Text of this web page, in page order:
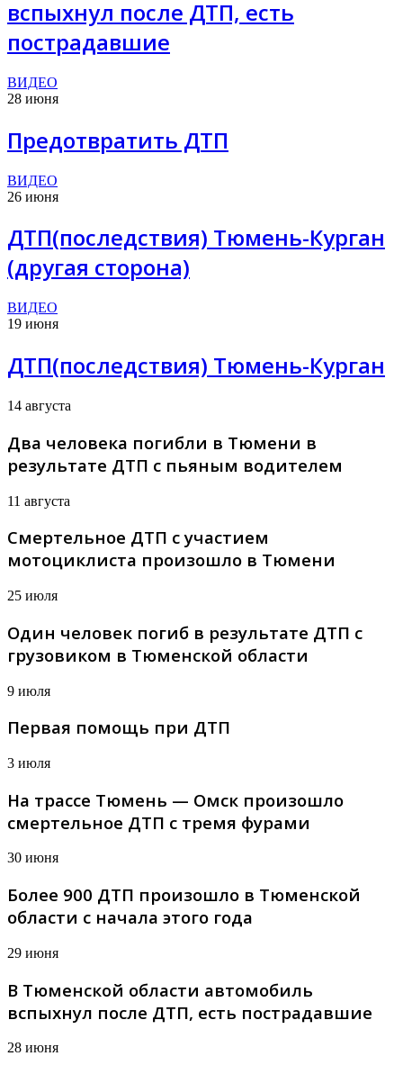
вспыхнул после ДТП, есть
пострадавшие
ВИДЕО
28 июня
Предотвратить ДТП
ВИДЕО
26 июня
ДТП(последствия) Тюмень-Курган
(другая сторона)
ВИДЕО
19 июня
ДТП(последствия) Тюмень-Курган
14 августа
Два человека погибли в Тюмени в
результате ДТП с пьяным водителем
11 августа
Смертельное ДТП с участием
мотоциклиста произошло в Тюмени
25 июля
Один человек погиб в результате ДТП с
грузовиком в Тюменской области
9 июля
Первая помощь при ДТП
3 июля
На трассе Тюмень — Омск произошло
смертельное ДТП с тремя фурами
30 июня
Более 900 ДТП произошло в Тюменской
области с начала этого года
29 июня
В Тюменской области автомобиль
вспыхнул после ДТП, есть пострадавшие
28 июня